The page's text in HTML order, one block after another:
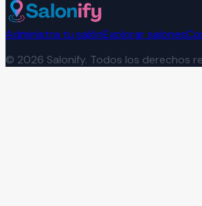
Administra tu salónExplorar salones
© 2026 Salonify. Todos los derechos